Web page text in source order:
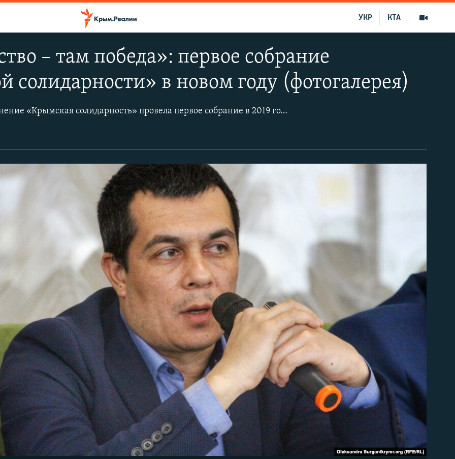
КТА
УКР
– там победа»: первое собрание
солидарности» в новом году (фотогалерея)
Общественное объединение «Крымская солидарность» провела первое собрание в 2019 году, во время которого правозащитники, родственники заключенных и гражданские активисты поделились новостями за прошедший месяц. Мероприятие проходило в Симферополе.